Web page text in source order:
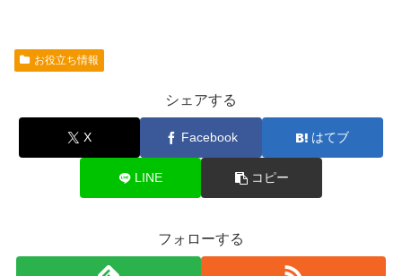
お役立ち情報
シェアする
X Facebook はてブ
LINE コピー
フォローする